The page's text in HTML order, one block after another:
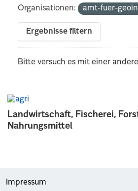
Landwirtschaft, Fischerei,
Nahrungsmittel
Organisationen:
amt-fuer-
Ergebnisse filtern
Bitte versuch es mit einer
Impressum